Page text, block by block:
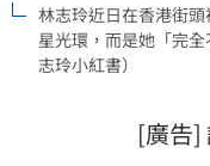
林志玲近日在香港街
星光環，而是她「完
志玲小紅書）
[廣告]